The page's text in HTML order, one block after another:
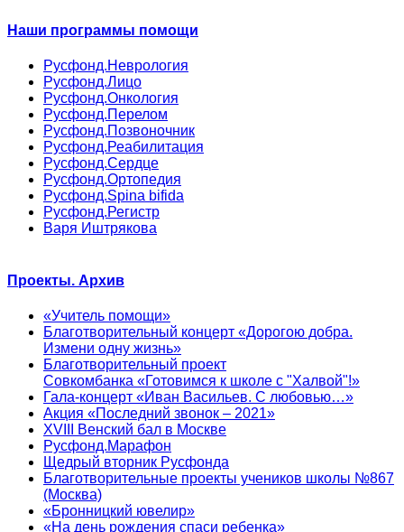
Наши программы помощи
Русфонд.Неврология
Русфонд.Лицо
Русфонд.Онкология
Русфонд.Перелом
Русфонд.Позвоночник
Русфонд.Реабилитация
Русфонд.Сердце
Русфонд.Ортопедия
Русфонд.Spina bifida
Русфонд.Регистр
Варя Иштрякова
Проекты. Архив
«Учитель помощи»
Благотворительный концерт «Дорогою добра.
Измени одну жизнь»
Благотворительный проект
Совкомбанка «Готовимся к школе с "Халвой"!»
Гала-концерт «Иван Васильев. С любовью…»
Акция «Последний звонок – 2021»
XVIII Венский бал в Москве
Русфонд.Марафон
Щедрый вторник Русфонда
Благотворительные проекты учеников школы №867
(Москва)
«Бронницкий ювелир»
«На день рождения спаси ребенка»